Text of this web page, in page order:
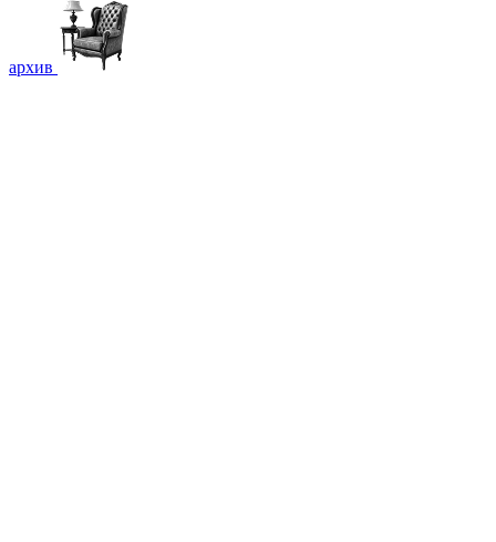
архив